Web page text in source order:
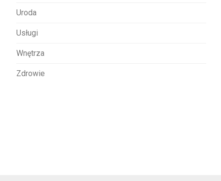
Uroda
Usługi
Wnętrza
Zdrowie